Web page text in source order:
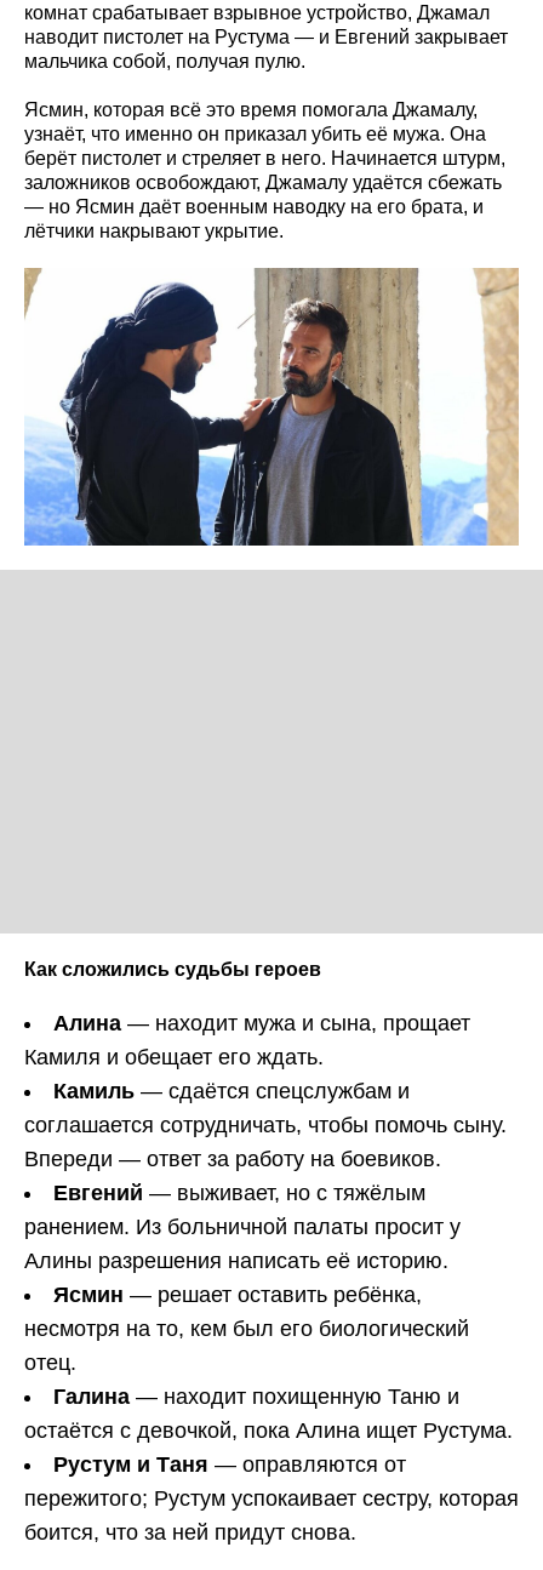
комнат срабатывает взрывное устройство, Джамал
наводит пистолет на Рустума — и Евгений закрывает
мальчика собой, получая пулю.
Ясмин, которая всё это время помогала Джамалу,
узнаёт, что именно он приказал убить её мужа. Она
берёт пистолет и стреляет в него. Начинается штурм,
заложников освобождают, Джамалу удаётся сбежать
— но Ясмин даёт военным наводку на его брата, и
лётчики накрывают укрытие.
Как сложились судьбы героев
Алина — находит мужа и сына, прощает
Камиля и обещает его ждать.
Камиль — сдаётся спецслужбам и
соглашается сотрудничать, чтобы помочь сыну.
Впереди — ответ за работу на боевиков.
Евгений — выживает, но с тяжёлым
ранением. Из больничной палаты просит у
Алины разрешения написать её историю.
Ясмин — решает оставить ребёнка,
несмотря на то, кем был его биологический
отец.
Галина — находит похищенную Таню и
остаётся с девочкой, пока Алина ищет Рустума.
Рустум и Таня — оправляются от
пережитого; Рустум успокаивает сестру, которая
боится, что за ней придут снова.